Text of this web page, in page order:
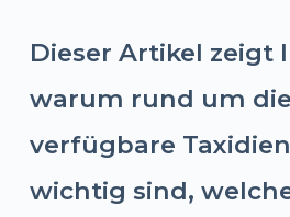
Dieser Artikel zeigt
warum rund um
verfügbare
wichtig sind,